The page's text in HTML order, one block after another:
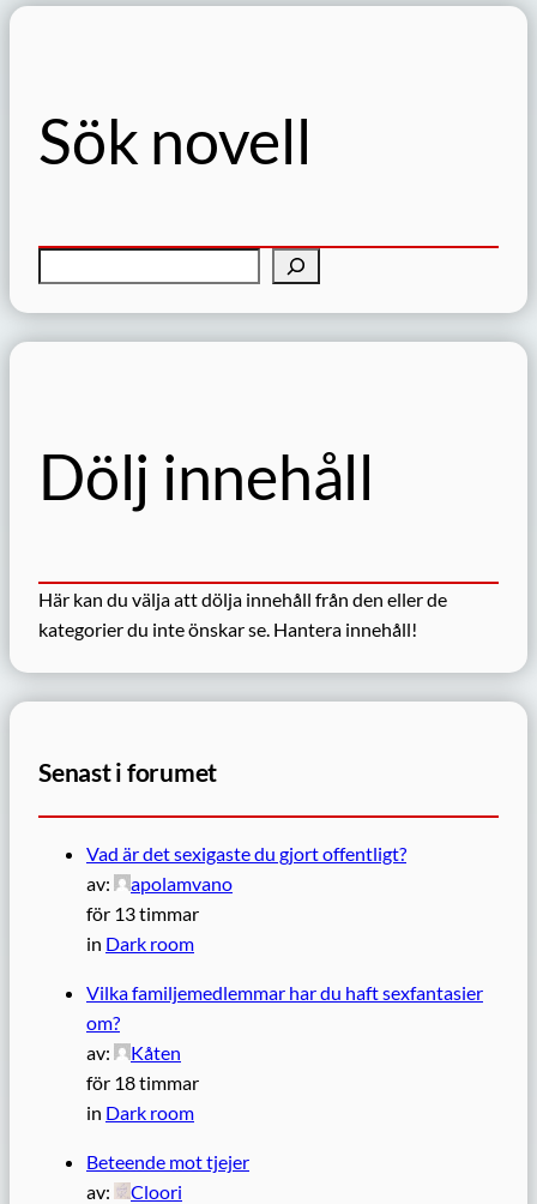
Sök novell
ö
Dölj innehåll
Här kan du välja att dölja innehåll från den eller de
kategorier du inte önskar se. Hantera innehåll!
Senast i forumet
Vad är det sexigaste du gjort offentligt?
av:
apolamvano
för 13 timmar
in Dark room
Vilka familjemedlemmar har du haft sexfantasier
om?
av:
Kåten
för 18 timmar
in Dark room
Beteende mot tjejer
av:
Cloori